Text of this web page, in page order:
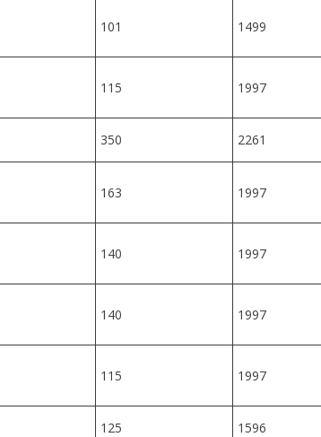
101 1499
115 1997
350 2261
163 1997
140 1997
140 1997
115 1997
125 1596